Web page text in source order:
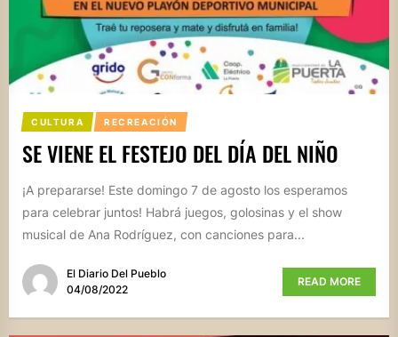
CULTURA RECREACIÓN
SE VIENE EL FESTEJO DEL DÍA DEL NIÑO
¡A prepararse! Este domingo 7 de agosto los esperamos
para celebrar juntos! Habrá juegos, golosinas y el show
musical de Ana Rodríguez, con canciones para...
El Diario Del Pueblo
04/08/2022
READ MORE